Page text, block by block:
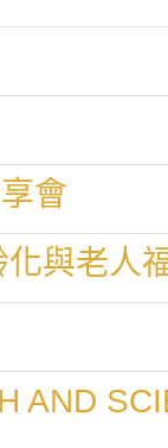
會
與老人
AND